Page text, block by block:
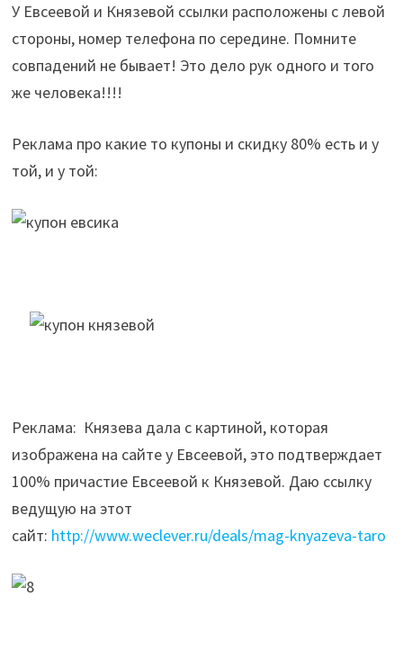
У Евсеевой и Князевой ссылки расположены с левой
стороны, номер телефона по середине. Помните
совпадений не бывает! Это дело рук одного и того
же человека!!!!
Реклама про какие то купоны и скидку 80% есть и у
той, и у той:
Реклама: Князева дала с картиной, которая
изображена на сайте у Евсеевой, это подтверждает
100% причастие Евсеевой к Князевой. Даю ссылку
ведущую на этот
сайт: http://www.weclever.ru/deals/mag-knyazeva-taro